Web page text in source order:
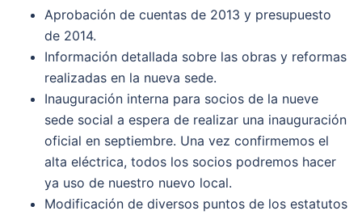
Aprobación de cuentas de 2013 y presupuesto
de 2014.
Información detallada sobre las obras y reformas
realizadas en la nueva sede.
Inauguración interna para socios de la nueve
sede social a espera de realizar una inauguración
oficial en septiembre. Una vez confirmemos el
alta eléctrica, todos los socios podremos hacer
ya uso de nuestro nuevo local.
Modificación de diversos puntos de los estatutos